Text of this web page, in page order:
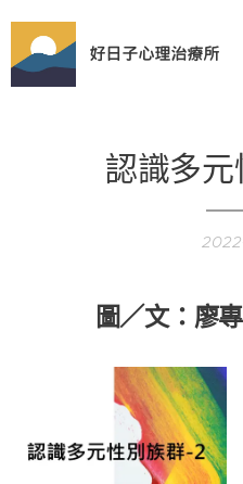
好日子心理治療所
認識多
圖／文：廖